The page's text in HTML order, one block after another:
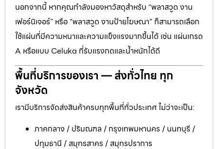
นอกจากนี้ หากคุณกำลังมองหาวัสดุสำหรับ “พลาสวูด งาน
เฟอร์นิเจอร์” หรือ “พลาสวูด งานป้ายโฆษณา” ก็สามารถเลือก
ใช้แผ่นที่มีความหนาและความแข็งแรงมากขึ้นได้ เช่น แผ่นเกรด
A หรือแบบ Celuka ที่รับแรงกดและน้ำหนักได้ดี
พื้นที่บริการของเรา — ส่งทั่วไทย ทุก
จังหวัด
เรามีบริการจัดส่งสินค้าครบทุกพื้นที่ทั่วประเทศ ไม่ว่าจะเป็น:
ภาคกลาง / ปริมณฑล / กรุงเทพมหานคร / นนทบุรี /
ปทุมธานี / สมุทรสาคร / สมุทรปราการ